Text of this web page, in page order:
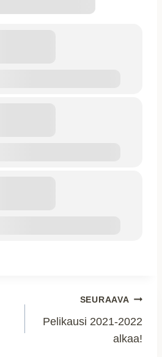
SEURAAVA
Pelikausi 2021-2022
alkaa!